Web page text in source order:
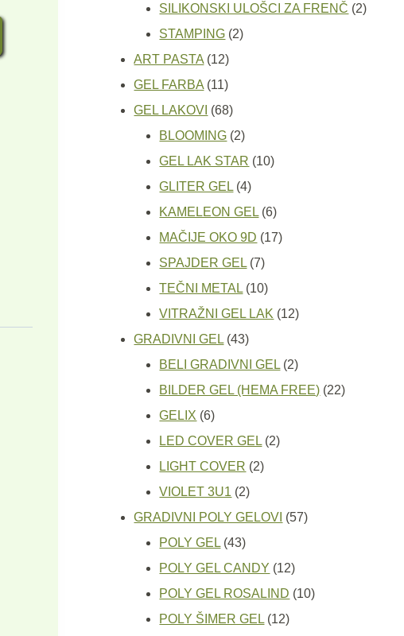
proizvod
SILIKONSKI ULOŠCI ZA FRENČ 22
STAMPING 22
ART PASTA 1212
proizvoda
GEL FARBA 1111
proizvoda
GEL LAKOVI 6868
proizvoda
BLOOMING 22
proizvoda
GEL LAK STAR 1010
GLITER GEL 44
proizvoda
KAMELEON GEL 66
proizvoda
MAČIJE OKO 9D 1717
SPAJDER GEL 77
proizvoda
TEČNI METAL 1010
proizvoda
VITRAŽNI GEL LAK 1212
GRADIVNI GEL 4343
proizvoda
BELI GRADIVNI GEL 22
proizvoda
BILDER GEL (HEMA FREE) 2222
GELIX 66
proizvoda
LED COVER GEL 22
LIGHT COVER 22
VIOLET 3U1 22
proizvoda
GRADIVNI POLY GELOVI 5757
POLY GEL 4343
proizvoda
POLY GEL CANDY 1212
proizvoda
POLY GEL ROSALIND 1010
POLY ŠIMER GEL 1212